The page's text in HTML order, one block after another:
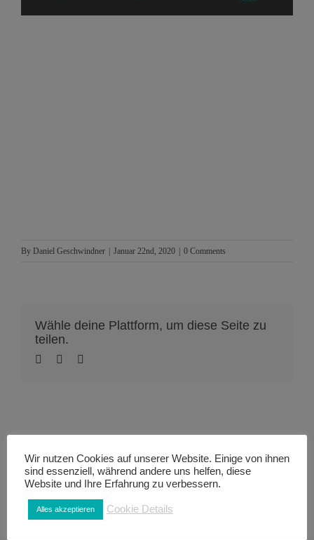
By Daniel Geschwindner Januar 22nd, 2020 0 Comments
Wähle deine Plattform, um diese Seite zu
teilen.
Wir nutzen Cookies auf unserer Website. Einige von ihnen
sind essenziell, während andere uns helfen, diese
Website und Ihre Erfahrung zu verbessern.
Alles akzeptieren Cookie Details